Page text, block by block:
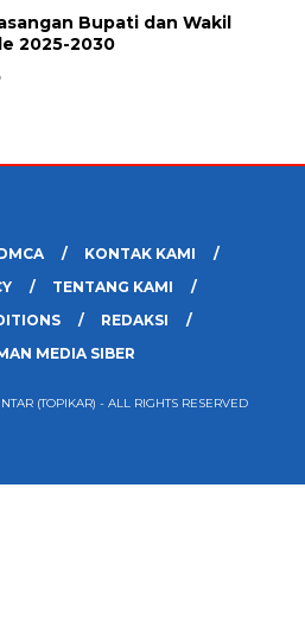
Bupati dan Wakil
2025-2030
KONTAK KAMI
TENTANG KAMI
REDAKSI
MEDIA SIBER
(TOPIKAR) - ALL RIGHTS RESERVED